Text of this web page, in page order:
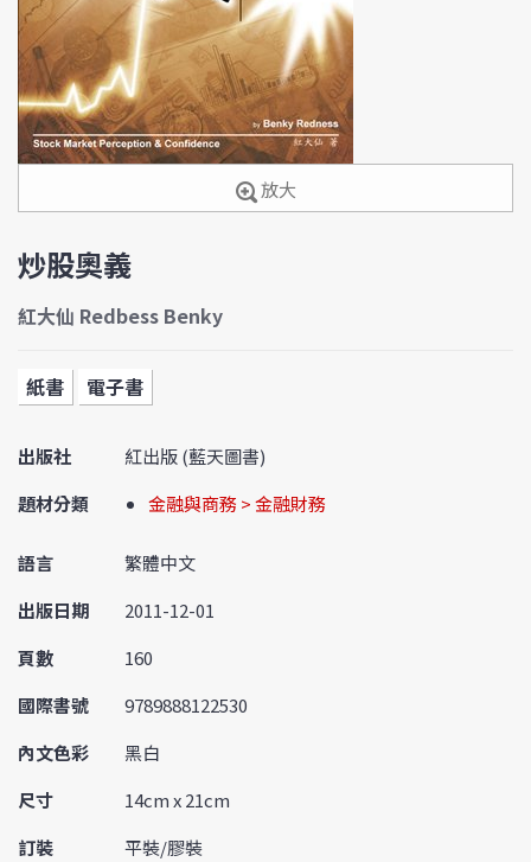
放大
炒股奧義
紅大仙 Redbess Benky
紙書 電子書
出版社
紅出版 (藍天圖書)
題材分類
金融與商務 > 金融財務
語言
繁體中文
出版日期
2011-12-01
頁數
160
國際書號
9789888122530
內文色彩
黑白
尺寸
14cm x 21cm
訂裝
平裝/膠裝